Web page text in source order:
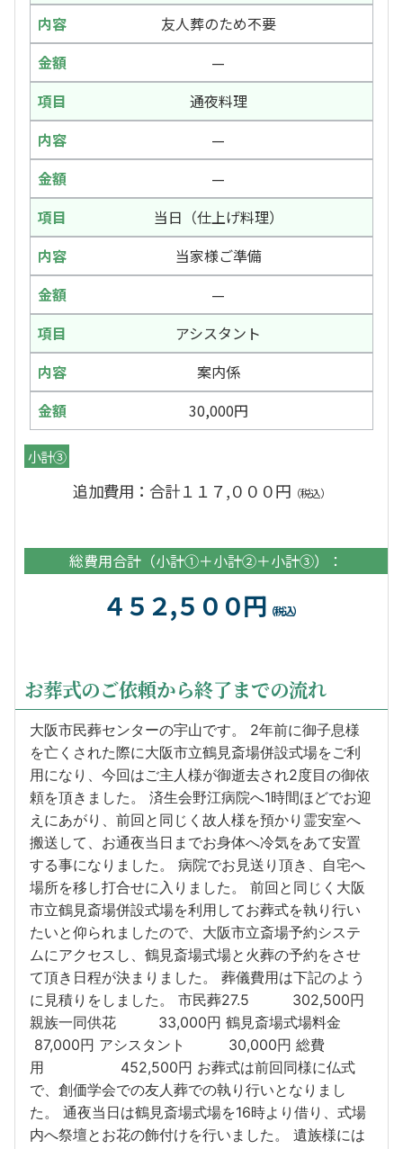
友人葬のため不要
—
通夜料理
—
—
当日（仕上げ料理）
当家様ご準備
—
アシスタント
案内係
30,000円
小計③
追加費用：合計１１７,０００円 （税込）
総費用合計（小計①＋小計②＋小計③）：
４５２,５００円 （税込）
お葬式のご依頼から終了までの流れ
大阪市民葬センターの宇山です。 2年前に御子息様
を亡くされた際に大阪市立鶴見斎場併設式場をご利
用になり、今回はご主人様が御逝去され2度目の御依
頼を頂きました。 済生会野江病院へ1時間ほどでお迎
えにあがり、前回と同じく故人様を預かり霊安室へ
搬送して、お通夜当日までお身体へ冷気をあて安置
する事になりました。 病院でお見送り頂き、自宅へ
場所を移し打合せに入りました。 前回と同じく大阪
市立鶴見斎場併設式場を利用してお葬式を執り行い
たいと仰られましたので、大阪市立斎場予約システ
ムにアクセスし、鶴見斎場式場と火葬の予約をさせ
て頂き日程が決まりました。 葬儀費用は下記のよう
に見積りをしました。 市民葬27.5 302,500円
親族一同供花 33,000円 鶴見斎場式場料金
87,000円 アシスタント 30,000円 総費
用 452,500円 お葬式は前回同様に仏式
で、創価学会での友人葬での執り行いとなりまし
た。 通夜当日は鶴見斎場式場を16時より借り、式場
内へ祭壇とお花の飾付けを行いました。 遺族様には